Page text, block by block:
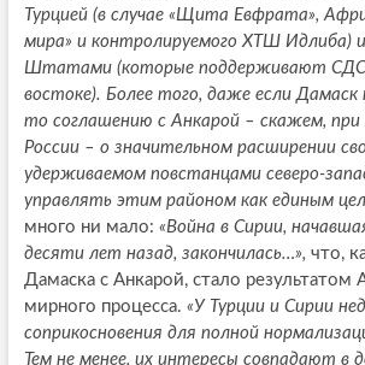
Турцией (в случае «Щита Евфрата»,
мира» и контролируемого ХТШ Идлиба)
Штатами (которые поддерживают СДС
востоке). Более того, даже если Дамаск
то соглашению с Анкарой – скажем, при
России – о значительном расширении
удерживаемом повстанцами северо-
управлять этим районом как единым
много ни мало: «Война в Сирии,
десяти лет назад, закончилась…», что,
Дамаска с Анкарой, стало результатом
мирного процесса. «У Турции и Сирии
соприкосновения для полной
Тем не менее, их интересы совпадают в